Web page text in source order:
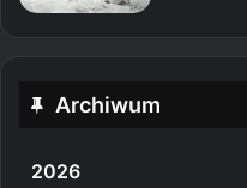
Archiwum
2026